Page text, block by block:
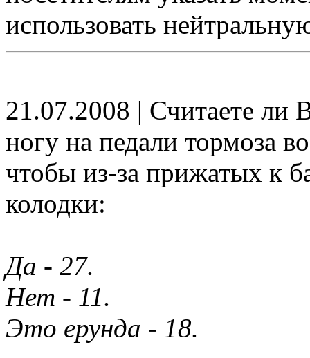
использовать
21.07.2008 | Считаете ли
ногу на педали тормоза
чтобы из-за прижатых к
колодки:
Да - 27.
Нет - 11.
Это ерунда - 18.